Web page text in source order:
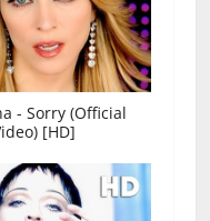
- Sorry (Official
[HD]